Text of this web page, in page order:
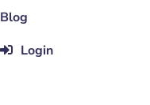
Blog
Login